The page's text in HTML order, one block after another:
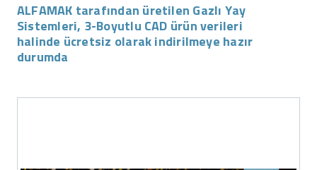
ALFAMAK tarafından üretilen Gazlı Yay
Sistemleri, 3-Boyutlu CAD ürün verileri
halinde ücretsiz olarak indirilmeye hazır
durumda